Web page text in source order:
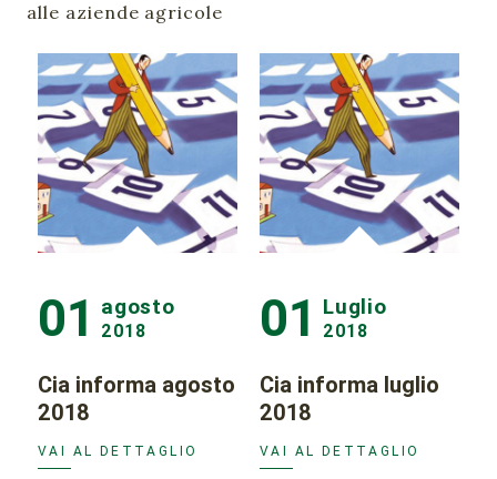
alle aziende agricole
01 agosto
2018
Cia informa agosto
2018
VAI AL DETTAGLIO
01 Luglio
2018
Cia informa luglio
2018
VAI AL DETTAGLIO